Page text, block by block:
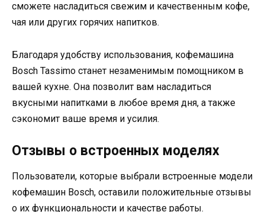
сможете насладиться свежим и качественным кофе,
чая или других горячих напитков.
Благодаря удобству использования, кофемашина
Bosch Tassimo станет незаменимым помощником в
вашей кухне. Она позволит вам насладиться
вкусными напитками в любое время дня, а также
сэкономит ваше время и усилия.
Отзывы о встроенных моделях
Пользователи, которые выбрали встроенные модели
кофемашин Bosch, оставили положительные отзывы
о их функциональности и качестве работы.